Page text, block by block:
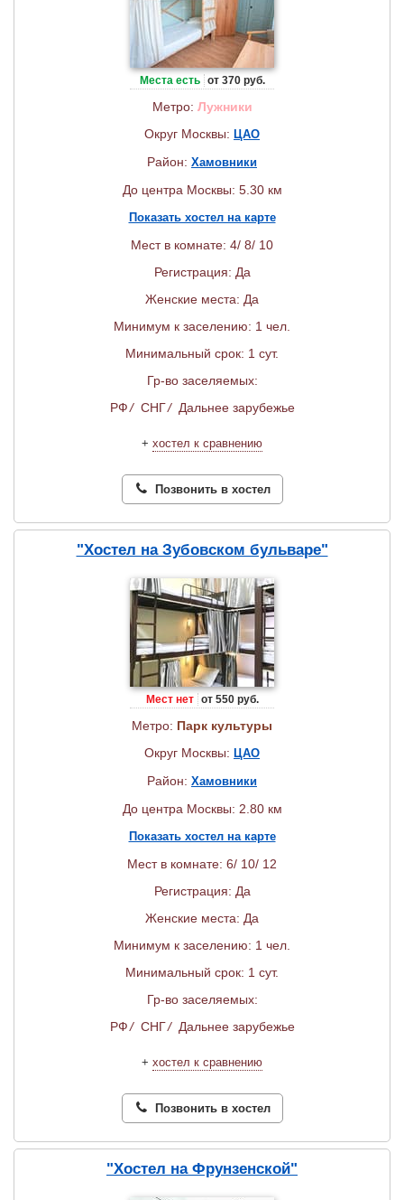
Места есть от 370 руб.
Метро: Лужники
Округ Москвы: ЦАО
Район: Хамовники
До центра Москвы: 5.30 км
Показать хостел на карте
Мест в комнате: 4/ 8/ 10
Регистрация: Да
Женские места: Да
Минимум к заселению: 1 чел.
Минимальный срок: 1 сут.
Гр-во заселяемых:
РФ/ СНГ/ Дальнее зарубежье
+ хостел к сравнению
Позвонить в хостел
"Хостел на Зубовском бульваре"
Мест нет от 550 руб.
Метро: Парк культуры
Округ Москвы: ЦАО
Район: Хамовники
До центра Москвы: 2.80 км
Показать хостел на карте
Мест в комнате: 6/ 10/ 12
Регистрация: Да
Женские места: Да
Минимум к заселению: 1 чел.
Минимальный срок: 1 сут.
Гр-во заселяемых:
РФ/ СНГ/ Дальнее зарубежье
+ хостел к сравнению
Позвонить в хостел
"Хостел на Фрунзенской"